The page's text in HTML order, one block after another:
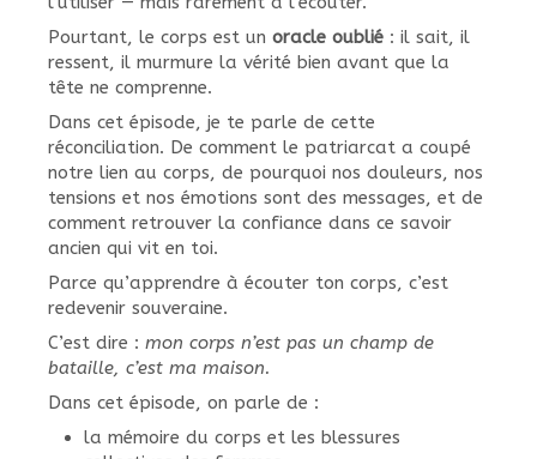
Pourtant, le corps est un oracle oublié : il sait, il
ressent, il murmure la vérité bien avant que la
tête ne comprenne.
Dans cet épisode, je te parle de cette
réconciliation. De comment le patriarcat a coupé
notre lien au corps, de pourquoi nos douleurs, nos
tensions et nos émotions sont des messages, et de
comment retrouver la confiance dans ce savoir
ancien qui vit en toi.
Parce qu’apprendre à écouter ton corps, c’est
redevenir souveraine.
C’est dire : mon corps n’est pas un champ de
bataille, c’est ma maison.
Dans cet épisode, on parle de :
la mémoire du corps et les blessures